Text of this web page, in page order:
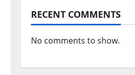
RECENT COMMENTS
No comments to show.